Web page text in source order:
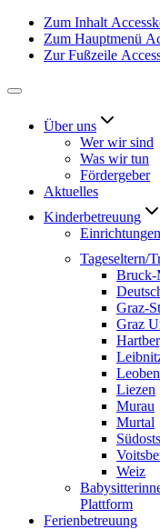
Zum Inhalt
Zum Hauptmenü
Zur Fußzeile
Über uns
Wer wir sind
Was wir tun
Fördergeber
Aktuelles
Kinderbetreuung
Einrichtungen
Tageseltern/
Bruck-
Graz-
Graz
Leoben
Liezen
Murau
Murtal
Weiz
Plattform
Ferienbetreuung